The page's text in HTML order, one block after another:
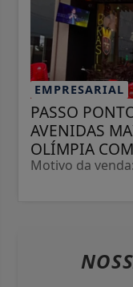
EMPRESARIAL
PASSO
AVENIDAS
OLÍMPIA
Motivo da